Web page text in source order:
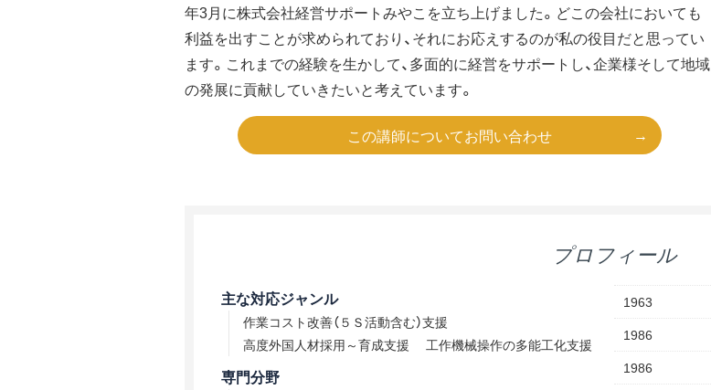
年3月に株式会社経営サポートみやこを立ち上げました。どこの会社においても
利益を出すことが求められており、それにお応えするのが私の役目だと思ってい
ます。これまでの経験を生かして、多面的に経営をサポートし、企業様そして地域
の発展に貢献していきたいと考えています。
この講師についてお問い合わせ
プロフィール
主な対応ジャンル
作業コスト改善（５Ｓ活動含む）支援
高度外国人材採用～育成支援
工作機械操作の多能工化支援
専門分野
1963
1986
1986